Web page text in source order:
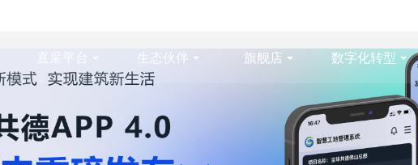
直采平台 生态伙伴 旗舰店 数字化转型